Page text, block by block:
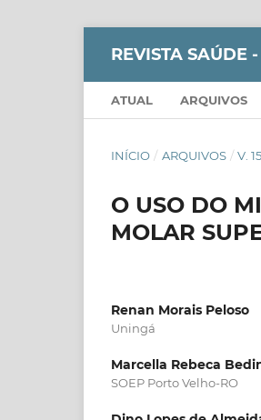
REVISTA SAÚDE
ATUAL ARQUIVOS
INÍCIO / ARQUIVOS / V.
O USO DO
MOLAR
Renan Morais Peloso
Uningá
Marcella Rebeca
SOEP Porto Velho-RO